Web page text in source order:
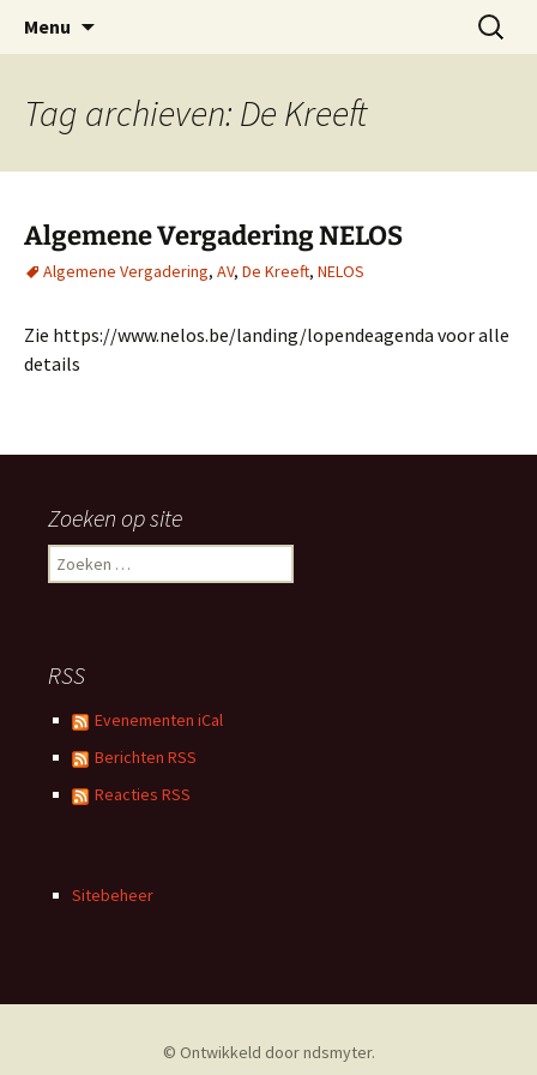
inhoud
OVOS
Oost-Vlaamse Vereniging voor
Onderwateronderzoek en -Sport
Menu
Zoeken
naar:
Tag archieven: De Kreeft
Algemene Vergadering NELOS
Algemene Vergadering, AV, De Kreeft, NELOS
Zie https://www.nelos.be/landing/lopendeagenda voor alle
details
Zoeken op site
Zoeken
naar:
RSS
Evenementen iCal
Berichten RSS
Reacties RSS
Sitebeheer
© Ontwikkeld doorndsmyter.